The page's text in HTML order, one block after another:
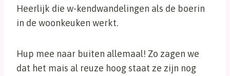
Heerlijk die w-kendwandelingen als de boerin
in de woonkeuken werkt.
Hup mee naar buiten allemaal! Zo zagen we
dat het mais al reuze hoog staat ze zijn nog